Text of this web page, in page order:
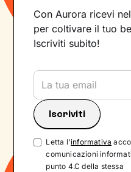
Con Aurora ricevi
per coltivare il tuo
Iscriviti subito!
Letta l'informativa
comunicazioni
punto 4.C della stessa